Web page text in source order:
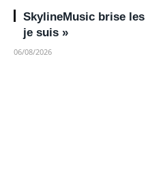
SkylineMusic brise les
je suis »
06/08/2026